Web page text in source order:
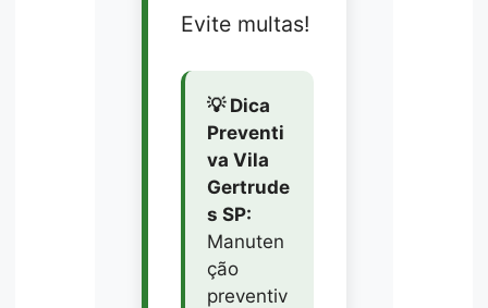
Evite multas!
💡 Dica
Preventi
va Vila
Gertrude
s SP:
Manuten
ção
preventiv